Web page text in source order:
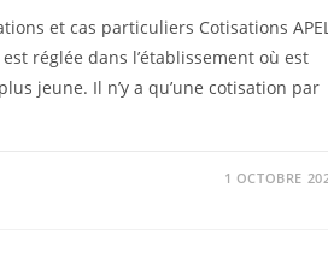
et cas particuliers Cotisations
réglée dans l’établissement où est
jeune. Il n’y a qu’une cotisation par
1 OCTOBRE